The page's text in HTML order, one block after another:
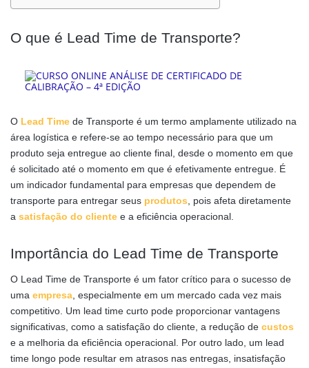
O que é Lead Time de Transporte?
O Lead Time de Transporte é um termo amplamente utilizado na
área logística e refere-se ao tempo necessário para que um
produto seja entregue ao cliente final, desde o momento em que
é solicitado até o momento em que é efetivamente entregue. É
um indicador fundamental para empresas que dependem de
transporte para entregar seus produtos, pois afeta diretamente
a satisfação do cliente e a eficiência operacional.
Importância do Lead Time de Transporte
O Lead Time de Transporte é um fator crítico para o sucesso de
uma empresa, especialmente em um mercado cada vez mais
competitivo. Um lead time curto pode proporcionar vantagens
significativas, como a satisfação do cliente, a redução de custos
e a melhoria da eficiência operacional. Por outro lado, um lead
time longo pode resultar em atrasos nas entregas, insatisfação